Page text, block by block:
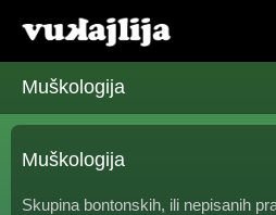
Muškologija
Muškologija
Skupina bontonskih, ili nepisanih